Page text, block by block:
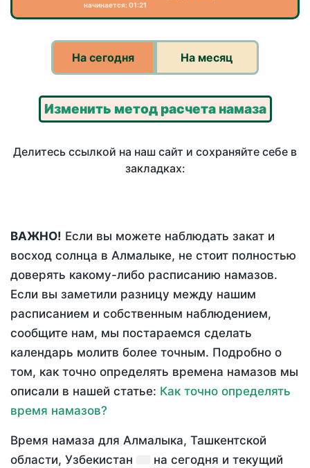
начинается: 01:21
На сегодня На месяц
Изменить метод расчета намаза
Делитесь ссылкой на наш сайт и сохраняйте себе в
закладках:
ВАЖНО! Если вы можете наблюдать закат и
восход солнца в Алмалыке, не стоит полностью
доверять какому-либо расписанию намазов.
Если вы заметили разницу между нашим
расписанием и собственным наблюдением,
сообщите нам, мы постараемся сделать
календарь молитв более точным. Подробно о
том, как точно определять времена намазов мы
описали в нашей статье: Как точно определять
время намазов?
Время намаза для Алмалыка, Ташкентской
области, Узбекистан
на сегодня и текущий